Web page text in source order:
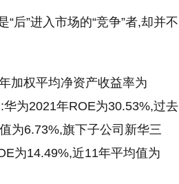
“后”进入市场的“竞争”者,却并不
加权平均净资产收益率为
为2021年ROE为30.53%,过去
为6.73%,旗下子公司新华三
为14.49%,近11年平均值为